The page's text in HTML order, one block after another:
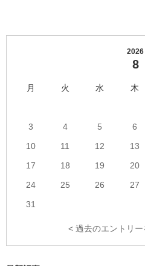
2026
8
月 火 水 木
3
4 5 6
10
11 12 13
17
18 19 20
24
25 26 27
31
< 過去のエントリ